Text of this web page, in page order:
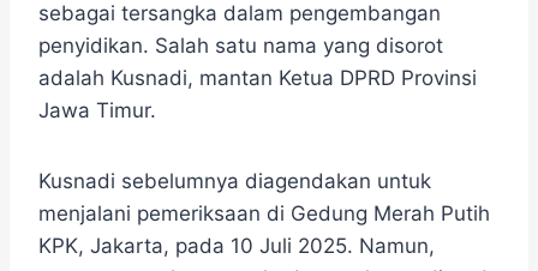
sebagai tersangka dalam pengembangan
penyidikan. Salah satu nama yang disorot
adalah Kusnadi, mantan Ketua DPRD Provinsi
Jawa Timur.
Kusnadi sebelumnya diagendakan untuk
menjalani pemeriksaan di Gedung Merah Putih
KPK, Jakarta, pada 10 Juli 2025. Namun,